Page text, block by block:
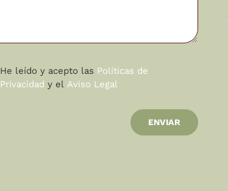
He leído y acepto las Políticas de
Privacidad y elAviso Legal
ENVIAR